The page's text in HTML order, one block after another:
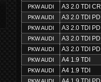
PKW AUDI A3 2.0 TDI
PKW AUDI A3 2.0 TDI PD
PKW AUDI A3 2.0 TDI PD
PKW AUDI A3 2.0 TDI PD
PKW AUDI A3 2.0 TDI PD
PKW AUDI A4 1.9 TDI
PKW AUDI A4 1.9 TDI
PKW AUDI